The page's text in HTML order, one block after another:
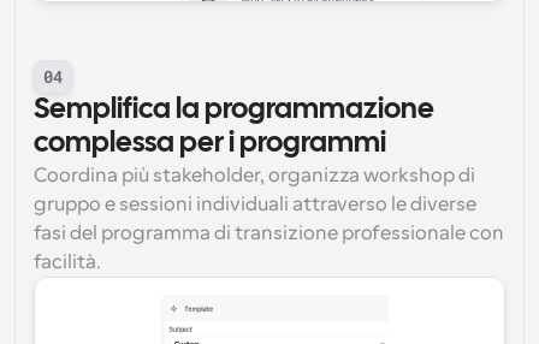
04
Semplifica la programmazione
complessa per i programmi
Coordina più stakeholder, organizza workshop di
gruppo e sessioni individuali attraverso le diverse
fasi del programma di transizione professionale con
facilità.